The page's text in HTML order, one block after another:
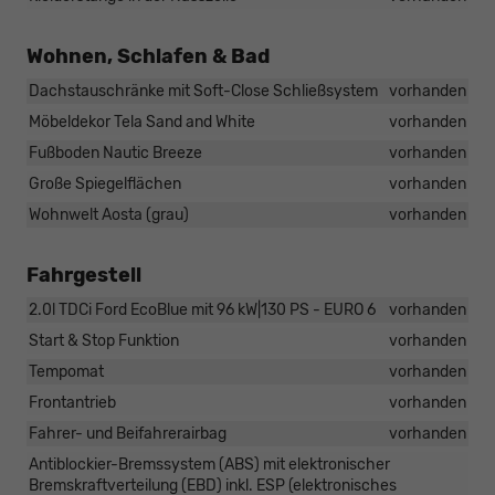
Wohnen, Schlafen & Bad
Dachstauschränke mit Soft-Close Schließsystem vorhanden
Möbeldekor Tela Sand and White
vorhanden
Fußboden Nautic Breeze
vorhanden
Große Spiegelflächen
vorhanden
Wohnwelt Aosta (grau)
vorhanden
Fahrgestell
2.0l TDCi Ford EcoBlue mit 96 kW|130 PS - EURO 6
vorhanden
Start & Stop Funktion
vorhanden
Tempomat
vorhanden
Frontantrieb
vorhanden
Fahrer- und Beifahrerairbag
vorhanden
Antiblockier-Bremssystem (ABS) mit elektronischer
Bremskraftverteilung (EBD) inkl. ESP (elektronisches